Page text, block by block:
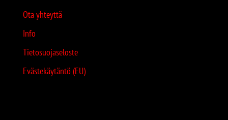
Ota yhteyttä
Info
Tietosuojaseloste
Evästekäytäntö (EU)